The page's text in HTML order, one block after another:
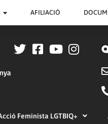
AFILIACIÓ
Feminista LGTBIQ+